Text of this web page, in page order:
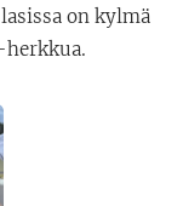
on kylmä